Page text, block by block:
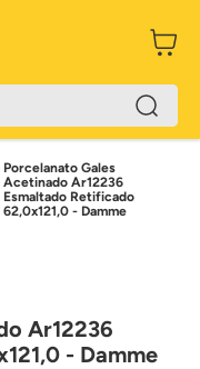
Porcelanato Gales
Acetinado Ar12236
Esmaltado Retificado
62,0x121,0 - Damme
Ar12236
- Damme